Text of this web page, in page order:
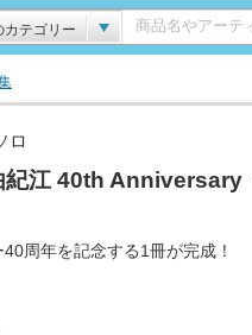
カテゴリー
ロ
紀江 40th Anniversary
周年を記念する1冊が完成！